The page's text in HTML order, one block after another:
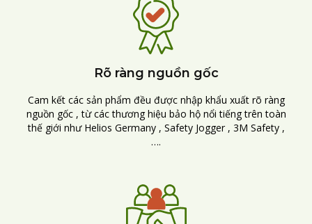
Rõ ràng nguồn gốc
Cam kết các sản phẩm đều được nhập khẩu xuất rõ ràng
nguồn gốc , từ các thương hiệu bảo hộ nổi tiếng trên toàn
thế giới như Helios Germany , Safety Jogger , 3M Safety ,
….